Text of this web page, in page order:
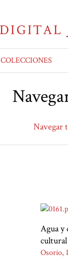
COLECCIONES
Navegar
Agua y
Osorio,